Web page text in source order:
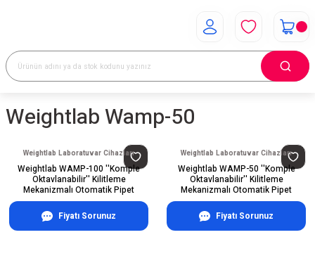
Weightlab Wamp-50
Weightlab Laboratuvar Cihazları
Weightlab WAMP-100 ''Komple
Oktavlanabilir'' Kilitleme
Mekanizmalı Otomatik Pipet
Fiyatı Sorunuz
Weightlab Laboratuvar Cihazları
Weightlab WAMP-50 ''Komple
Oktavlanabilir'' Kilitleme
Mekanizmalı Otomatik Pipet
Fiyatı Sorunuz